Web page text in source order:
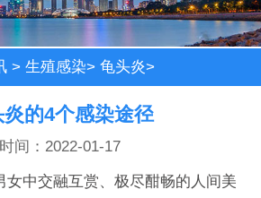
>生殖感染>龟头炎>
的4个感染途径
时间：2022-01-17
女中交融互赏、极尽酣畅的人间美